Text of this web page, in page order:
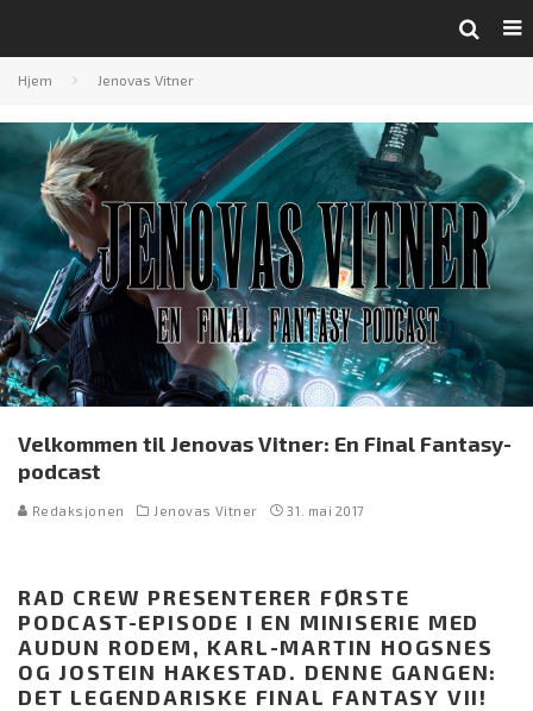
Hjem Jenovas Vitner
Velkommen til Jenovas Vitner: En Final Fantasy-
podcast
Redaksjonen Jenovas Vitner 31. mai 2017
RAD CREW PRESENTERER FØRSTE
PODCAST-EPISODE I EN MINISERIE MED
AUDUN RODEM, KARL-MARTIN HOGSNES
OG JOSTEIN HAKESTAD. DENNE GANGEN:
DET LEGENDARISKE FINAL FANTASY VII!